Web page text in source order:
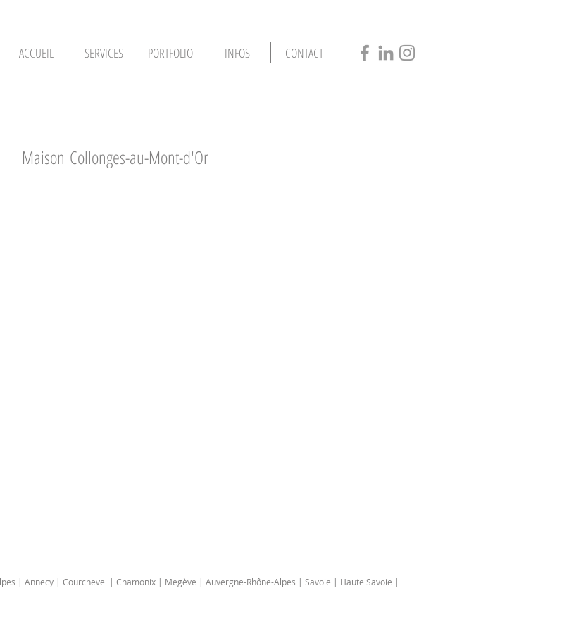
ACCUEIL SERVICES PORTFOLIO INFOS CONTACT
Maison Collonges-au-Mont-d'Or
| Annecy | Courchevel | Chamonix | Megève | Auvergne-Rhône-Alpes | Savoie | Haute Savoie |